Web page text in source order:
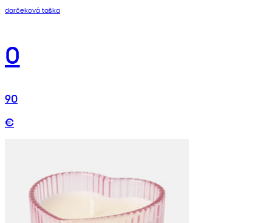
darčeková taška
0
90
€